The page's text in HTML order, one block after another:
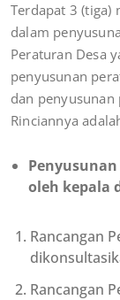
Terdapat 3 (tiga)
dalam
Peraturan Desa
penyusunan
dan penyusunan
Rinciannya
oleh kepala
Rancangan
Rancangan